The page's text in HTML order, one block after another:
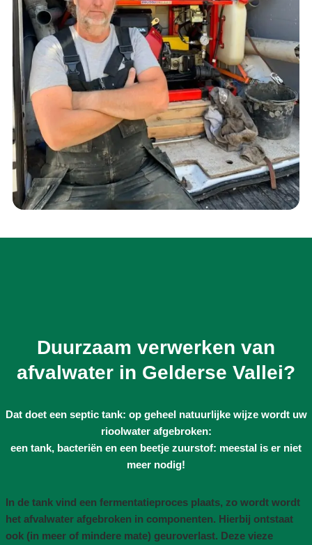
Duurzaam verwerken van
afvalwater in Gelderse Vallei?
Dat doet een septic tank: op geheel natuurlijke wijze wordt uw
rioolwater afgebroken:
een tank, bacteriën en een beetje zuurstof: meestal is er niet
meer nodig!
In de tank vind een fermentatieproces plaats, zo wordt wordt
het afvalwater afgebroken in componenten. Hierbij ontstaat
ook (in meer of mindere mate) geuroverlast. Deze vieze